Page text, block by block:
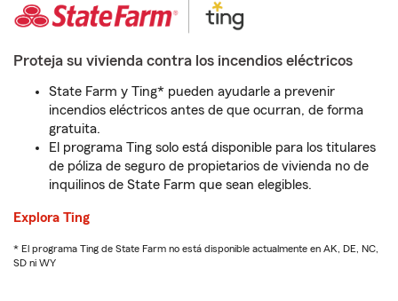
Proteja su vivienda contra los incendios eléctricos
State Farm y Ting* pueden ayudarle a prevenir
incendios eléctricos antes de que ocurran, de forma
gratuita.
El programa Ting solo está disponible para los titulares
de póliza de seguro de propietarios de vivienda no de
inquilinos de State Farm que sean elegibles.
Explora Ting
* El programa Ting de State Farm no está disponible actualmente en AK, DE, NC,
SD ni WY